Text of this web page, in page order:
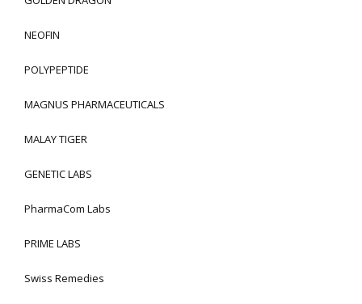
NEOFIN
POLYPEPTIDE
MAGNUS PHARMACEUTICALS
MALAY TIGER
GENETIC LABS
PharmaCom Labs
PRIME LABS
Swiss Remedies